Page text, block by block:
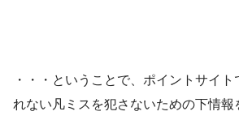
・・・ということで、ポイントサイ
れない凡ミスを犯さないための下情報